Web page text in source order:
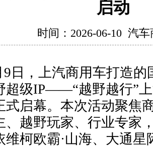
启动
时间：2026-06-10 汽车
9 日，上汽商用车打造
超级IP——“越野越行”上
式启幕。本次活动聚焦
、越野玩家、行业专家
维柯欧霸·山海、大通星